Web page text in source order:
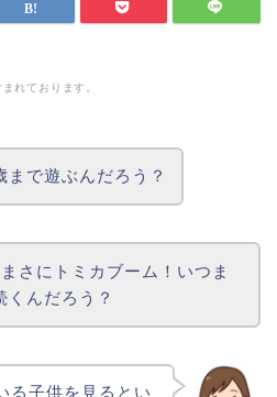
れております。
まで遊ぶんだろう？
さにトミカブーム！いつま
くんだろう？
る子供を見るとい